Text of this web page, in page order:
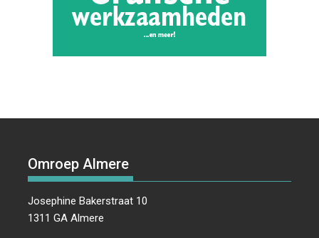
Omroep Almere
Josephine Bakerstraat 10
1311 GA Almere